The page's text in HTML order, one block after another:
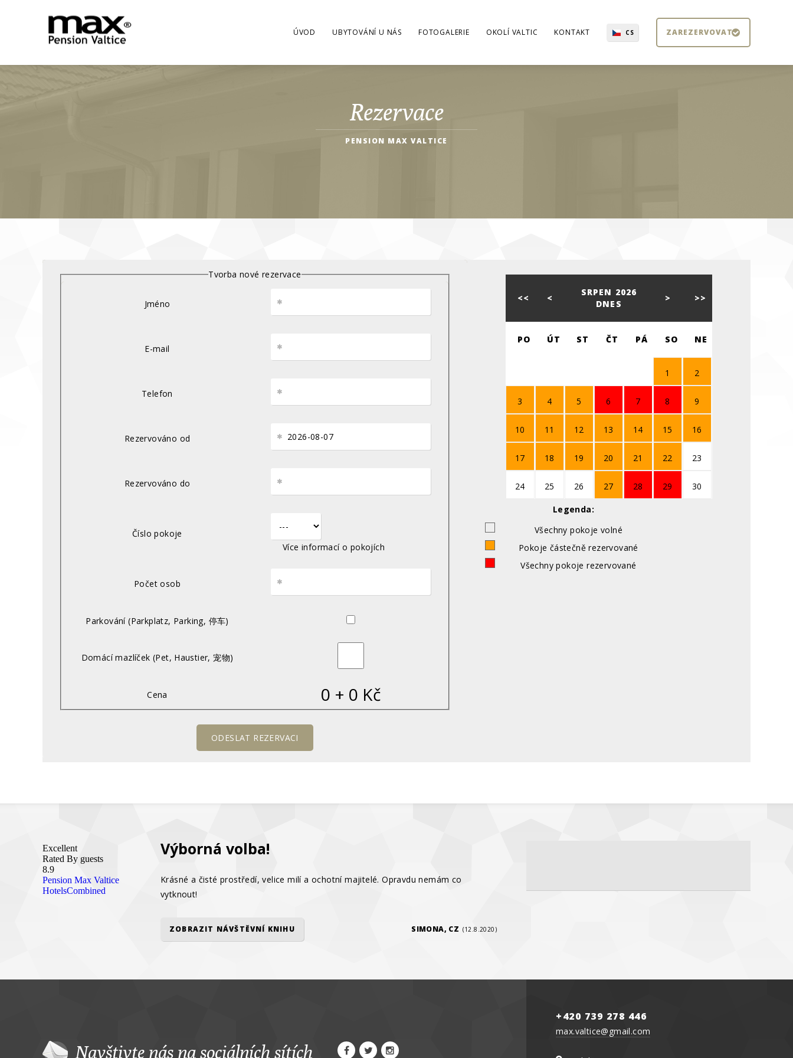
ÚVOD UBYTOVÁNÍ U NÁS FOTOGALERIE OKOLÍ VALTIC KONTAKT CS ZAREZERVOVAT
Rezervace
PENSION MAX VALTICE
Tvorba nové rezervace
Jméno
E-mail
Telefon
Rezervováno od
Rezervováno do
Číslo pokoje
Více informací o pokojích
Počet osob
Parkování (Parkplatz, Parking, 停车)
Domácí mazlíček (Pet, Haustier, 宠物)
Cena 0 + 0 Kč
<< <
SRPEN 2026
DNES
> >>
PO ÚT ST ČT PÁ SO NE
1 2
3 4 5 6 7 8 9
10 11 12 13 14 15 16
17 18 19 20 21 22 23
24 25 26 27 28 29 30
Legenda:
Všechny pokoje volné
Pokoje částečně rezervované
Všechny pokoje rezervované
Excellent
Rated By guests
8.9
Pension Max Valtice
HotelsCombined
Výborná volba!
Krásné a čisté prostředí, velice milí a ochotní majitelé. Opravdu nemám co
vytknout!
SIMONA, CZ (12.8.2020)
ZOBRAZIT NÁVŠTĚVNÍ KNIHU
Navštivte nás na sociálních sítích
+420 739 278 446
max.valtice@gmail.com